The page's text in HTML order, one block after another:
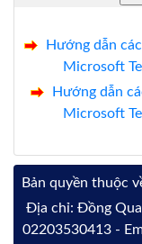
Hướng dẫn
Microsoft
Hướng dẫn
Microsoft
Bản quyền thuộc
Địa chỉ: Đồng
02203530413 -